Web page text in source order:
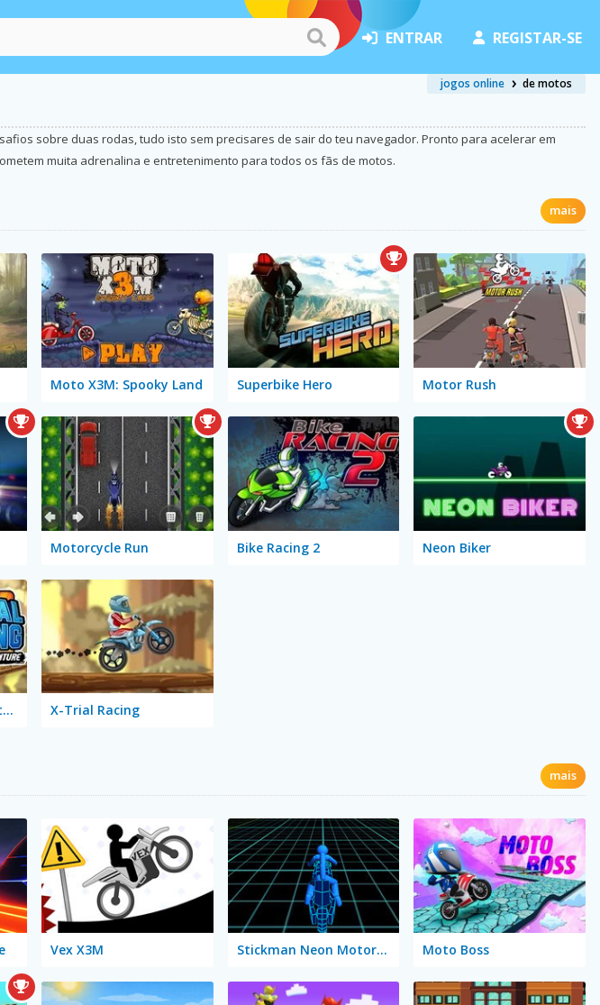
ENTRAR REGISTAR-SE
jogos online de motos
sobre duas rodas, tudo isto sem precisares de sair do teu navegador. Pronto para acelerar em
muita adrenalina e entretenimento para todos os fãs de motos.
mais
Moto X3M: Spooky Land Superbike Hero Motor Rush
Motorcycle Run Bike Racing 2 Neon Biker
X-Trial Racing: Mountain Adventure X-Trial Racing
mais
Vex X3M Stickman Neon Motorcycle Moto Boss